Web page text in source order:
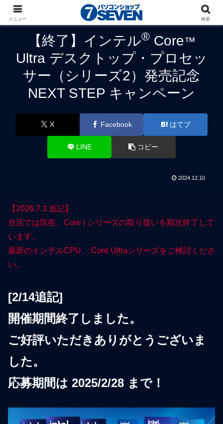
パソコンショップSEVEN ニュース キャンペーン
【終了】インテル®Core™
Ultra デスクトップ・プロセッ
サー（シリーズ2）発売記念
NEXT STEP キャンペーン
X Facebook はてブ
LINE コピー
2024.12.10
【2026.7.3 追記】
当店では現在、Core i シリーズの取り扱いを順次終了して
います。
最新のインテルCPU、 Core Ultraシリーズをご検討くださ
い。
[2/14追記]
開催期間終了しました。
ご好評いただきありがとうございま
した。
応募期間は 2025/2/28 まで！
メニュー 検索